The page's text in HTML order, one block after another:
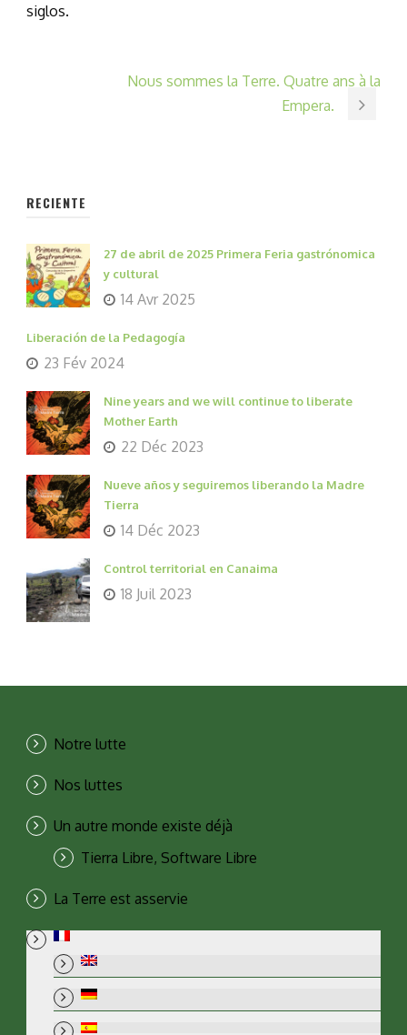
siglos.
Nous sommes la Terre. Quatre ans à la
Empera.
RECIENTE
27 de abril de 2025 Primera Feria gastrónomica
y cultural
14 Avr 2025
Liberación de la Pedagogía
23 Fév 2024
Nine years and we will continue to liberate
Mother Earth
22 Déc 2023
Nueve años y seguiremos liberando la Madre
Tierra
14 Déc 2023
Control territorial en Canaima
18 Juil 2023
Notre lutte
Nos luttes
Un autre monde existe déjà
Tierra Libre, Software Libre
La Terre est asservie